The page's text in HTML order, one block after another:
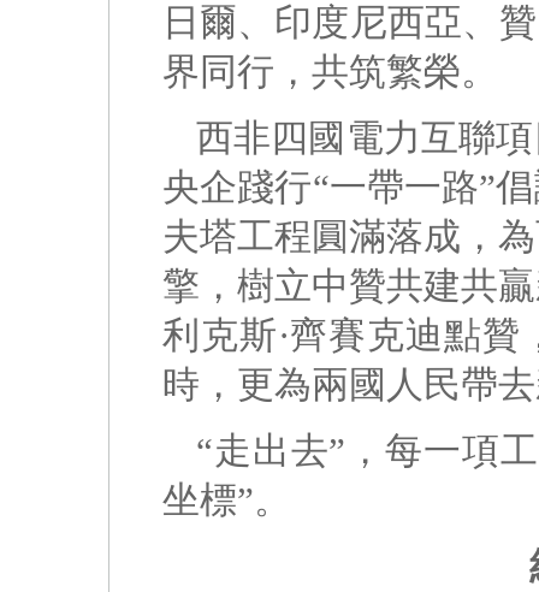
日爾、印度尼西亞、
界同行，共筑繁榮。
西非四國電力互聯
央企踐行“一帶一路”
夫塔工程圓滿落成，
擎，樹立中贊共建共
利克斯·齊賽克迪點
時，更為兩國人民帶
“走出去”，每一項
坐標”。